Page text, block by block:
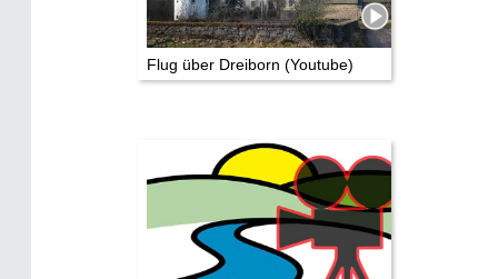
Flug über Dreiborn (Youtube)